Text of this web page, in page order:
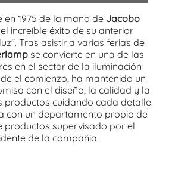
en 1975 de la mano de Jacobo
increíble éxito de su anterior
Tras asistir a varias ferias de
se convierte en una de las
en el sector de la iluminación
el comienzo, ha mantenido un
con el diseño, la calidad y la
productos cuidando cada detalle.
con un departamento propio de
productos supervisado por el
de la compañia.